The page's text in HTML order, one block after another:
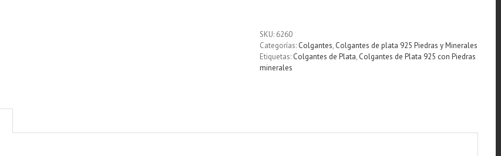
de
Coral
SKU: 6260
Categorías: Colgantes, Colgantes de plata 925 Piedras y Minerales
Etiquetas: Colgantes de Plata, Colgantes de Plata 925 con Piedras
minerales